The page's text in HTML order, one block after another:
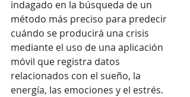
indagado en la búsqueda de un
método más preciso para predecir
cuándo se producirá una crisis
mediante el uso de una aplicación
móvil que registra datos
relacionados con el sueño, la
energía, las emociones y el estrés.